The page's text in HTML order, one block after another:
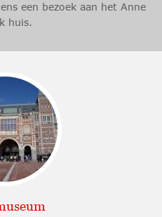
een bezoek aan het Anne
huis.